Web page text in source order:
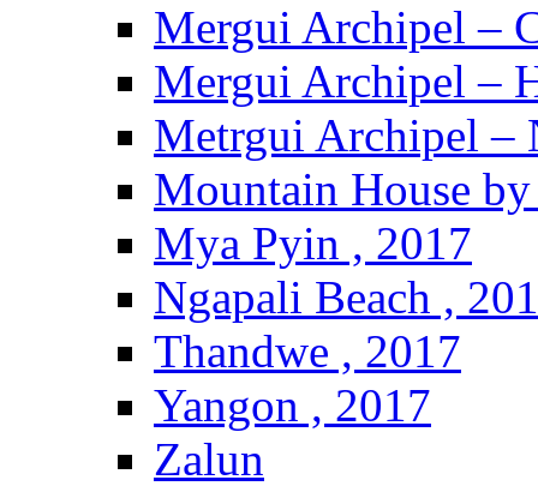
Mergui Archipel –
Mergui Archipel –
Metrgui Archipel –
Mountain House
Mya Pyin , 2017
Ngapali Beach ,
Thandwe , 2017
Yangon , 2017
Zalun